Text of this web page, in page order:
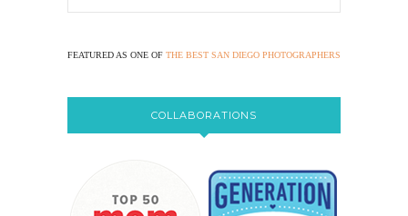
FEATURED AS ONE OF THE BEST SAN DIEGO PHOTOGRAPHERS
COLLABORATIONS